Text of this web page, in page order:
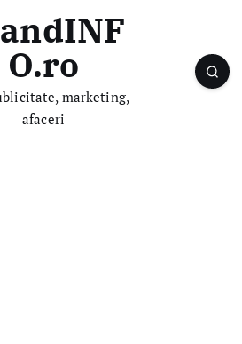
O.ro
marketing,
afaceri